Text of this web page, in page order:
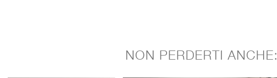
NON PERDERTI ANCHE: